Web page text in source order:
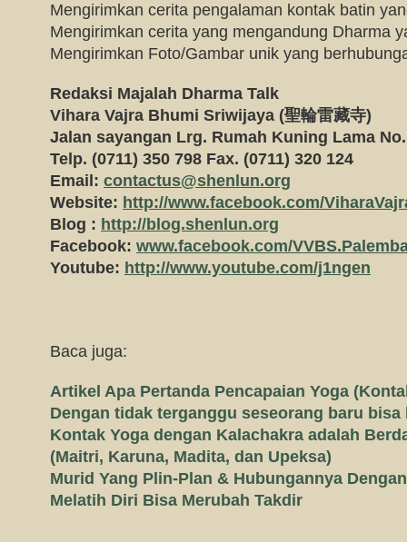
Mengirimkan cerita pengalaman kontak batin
Mengirimkan cerita yang mengandung Dharma
Mengirimkan Foto/Gambar unik yang
Redaksi Majalah Dharma Talk
Vihara Vajra Bhumi Sriwijaya (聖輪雷藏寺)
Jalan sayangan Lrg. Rumah Kuning Lama
Telp. (0711) 350 798 Fax. (0711) 320 124
Email: contactus@shenlun.org
Website: http://www.facebook.com/
Blog : http://blog.shenlun.org
Facebook: www.facebook.com/
Youtube: http://www.youtube.com/j1ngen
Baca juga:
Artikel Apa Pertanda Pencapaian Yoga
Dengan tidak terganggu seseorang baru bisa
Kontak Yoga dengan Kalachakra adalah
(Maitri, Karuna, Madita, dan Upeksa)
Murid Yang Plin-Plan & Hubungannya
Melatih Diri Bisa Merubah Takdir